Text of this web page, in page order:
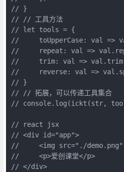
// }
// // 工具方法
// let tools = {
//     toUpperCase: val =>
//     repeat: val =>
//     trim: val =>
//     reverse: val =>
// }
// // 拓展，可以传递工具集合
// console.log(ickt(str,
// react jsx
// <div id="app">
//     <img src="./demo.png"
//     <p>爱创课堂</p>
// </div>